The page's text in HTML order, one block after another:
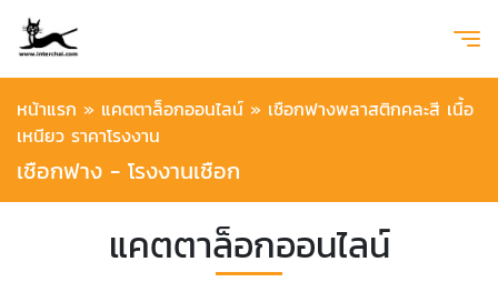
หน้าแรก » แคตตาล็อกออนไลน์ » เชือกฟางพลาสติกคละสี เนื้อ
เหนียว ราคาโรงงาน
เชือกฟาง - โรงงานเชือก
แคตตาล็อกออนไลน์